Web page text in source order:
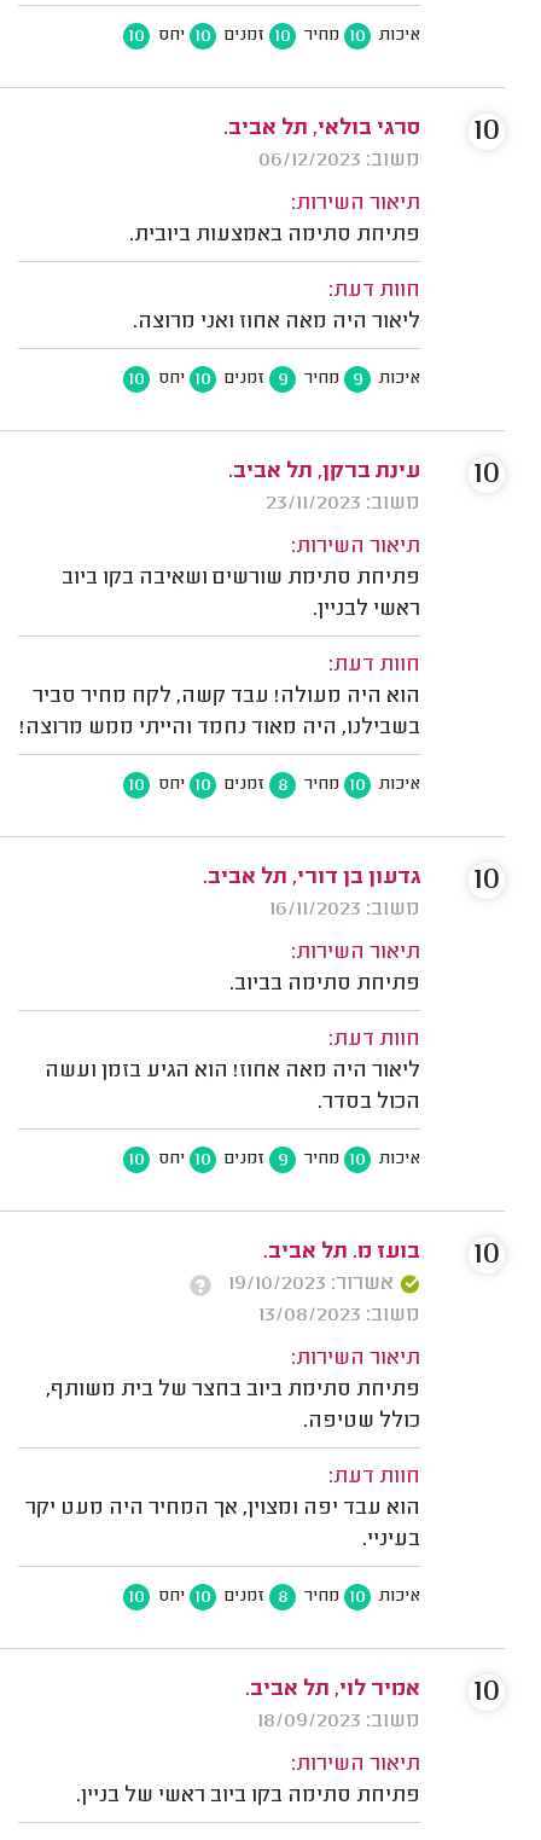
איכות 10 מחיר 10 זמנים 10 יחס 10
סרגי בולאי, תל אביב.
משוב: 06/12/2023
תיאור השירות:
פתיחת סתימה באמצעות ביובית.
חוות דעת:
ליאור היה מאה אחוז ואני מרוצה.
איכות 9 מחיר 9 זמנים 10 יחס 10
10
עינת ברקן, תל אביב.
משוב: 23/11/2023
תיאור השירות:
פתיחת סתימת שורשים ושאיבה בקו ביוב
ראשי לבניין.
חוות דעת:
הוא היה מעולה! עבד קשה, לקח מחיר סביר
בשבילנו, היה מאוד נחמד והייתי ממש מרוצה!
איכות 10 מחיר 8 זמנים 10 יחס 10
10
גדעון בן דורי, תל אביב.
משוב: 16/11/2023
תיאור השירות:
פתיחת סתימה בביוב.
חוות דעת:
ליאור היה מאה אחוז! הוא הגיע בזמן ועשה
הכול בסדר.
איכות 10 מחיר 9 זמנים 10 יחס 10
10
בועז מ. תל אביב.
אשרור: 19/10/2023
משוב: 13/08/2023
תיאור השירות:
פתיחת סתימת ביוב בחצר של בית משותף,
כולל שטיפה.
חוות דעת:
הוא עבד יפה ומצוין, אך המחיר היה מעט יקר
בעיניי.
איכות 10 מחיר 8 זמנים 10 יחס 10
10
אמיר לוי, תל אביב.
משוב: 18/09/2023
תיאור השירות:
פתיחת סתימה בקו ביוב ראשי של בניין.
10